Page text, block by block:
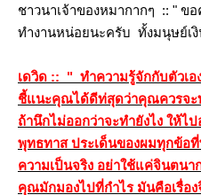
ชาวนาเจ้าของหมากากๆ :: "
ทำงานหน่อยนะครับ ทั้งมนุษย์เงิ
เดวิด :: " ทำความรู้จักกับตัวเ
ชี้แนะคุณได้ดีท่สุดว่าคุณควรจะ
ถ้านึกไม่ออกว่าจะทำยังไง ให้
พุทธทาส ประเด็นของผมทุกข้อ
ความเป็นจริง อย่าใช้แค่จินตน
คุณมักมองไปที่กำไร มันคือเรื่อ